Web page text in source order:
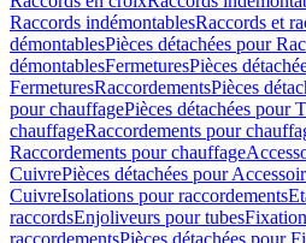
Raccords indémontablesRaccords et
démontablesPièces détachées pour
démontablesFermeturesPièces
FermeturesRaccordementsPièces
pour chauffagePièces détachées pour
chauffageRaccordements pour
Raccordements pour chauffage
CuivrePièces détachées pour
CuivreIsolations pour raccordements
raccordsEnjoliveurs pour tubes
raccordementsPièces détachées pour